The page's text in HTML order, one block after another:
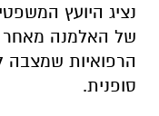
נציג היועץ
של האלמנה
הרפואיות שמצבה
סופנית.